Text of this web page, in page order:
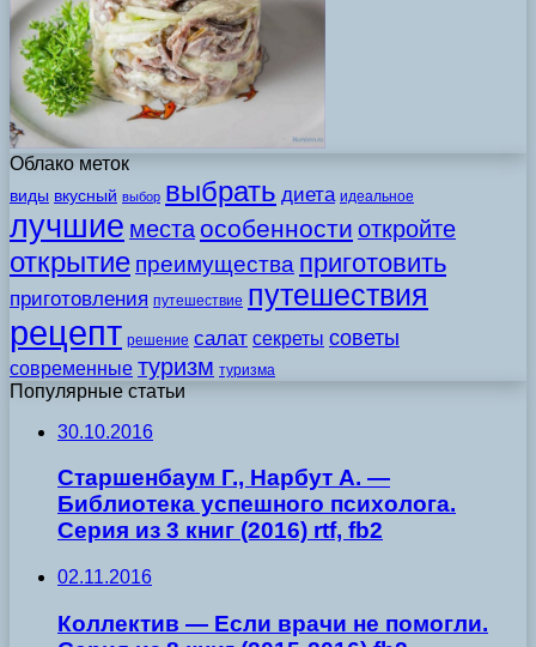
Облако меток
виды вкусный выбор выбрать диета идеальное
лучшие места особенности откройте
открытие преимущества приготовить
приготовления путешествие путешествия
рецепт решение салат секреты советы
современные туризм туризма
Популярные статьи
30.10.2016
Старшенбаум Г., Нарбут А. —
Библиотека успешного психолога.
Серия из 3 книг (2016) rtf, fb2
02.11.2016
Коллектив — Если врачи не помогли.